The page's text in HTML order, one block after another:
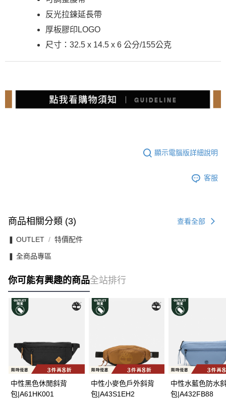
反光拉鍊延長帶
厚板膠印LOGO
尺寸：32.5 x 14.5 x 6 公分/155公克
顯示電腦版詳細說明
客服
商品相關分類 (3) 查看全部
❚ OUTLET 特價配件
❚ 全商品專區
你可能有興趣的商品全站排行
中性黑色休閒斜背
包|A61HK001
中性小麥色戶外斜背
包|A43S1EH2
中性水藍色防水
包|A432FB88